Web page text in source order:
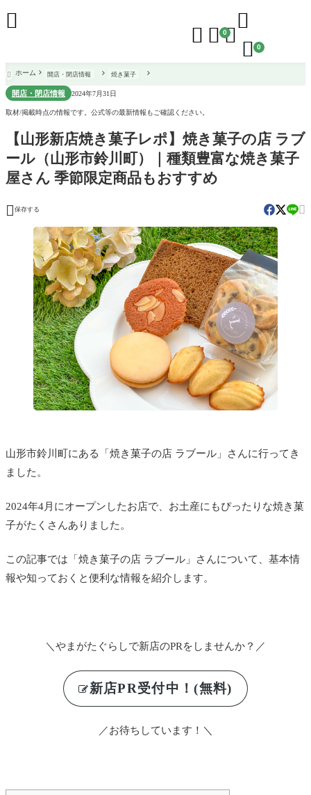
  0

 0

 ホーム 開店・閉店情報 焼き菓子
開店・閉店情報 2024年7月31日
取材/掲載時点の情報です。公式等の最新情報もご確認ください。
【山形新店焼き菓子レポ】焼き菓子の店 ラブ
ール（山形市鈴川町）｜種類豊富な焼き菓子
屋さん 季節限定商品もおすすめ
 保存する 
山形市鈴川町にある「焼き菓子の店 ラブール」さんに行ってき
ました。
2024年4月にオープンしたお店で、お土産にもぴったりな焼き菓
子がたくさんありました。
この記事では「焼き菓子の店 ラブール」さんについて、基本情
報や知っておくと便利な情報を紹介します。
＼やまがたぐらしで新店のPRをしませんか？／
新店PR受付中！(無料)
／お待ちしています！＼